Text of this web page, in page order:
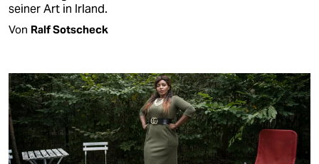
seiner Art in Irland.
Von Ralf Sotscheck